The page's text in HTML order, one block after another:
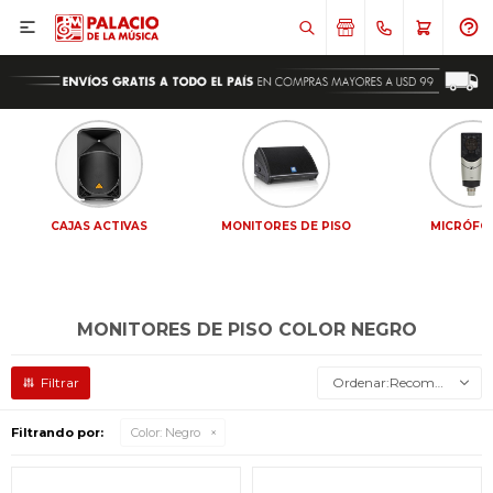

CAJAS ACTIVAS MONITORES DE PISO
MONITORES DE PISO COLOR NEGRO
Recomendados
Filtrando por: Color: Negro